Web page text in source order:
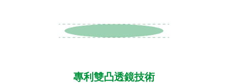
專利雙凸透鏡技術